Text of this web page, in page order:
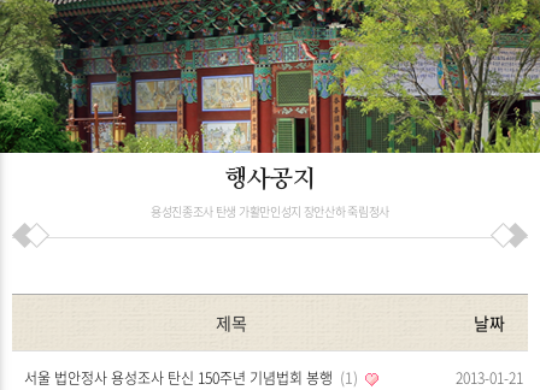
행사공지
용성진종조사 탄생 가활만인성지 장안산하 죽림정사
제목 날짜
서울 법안정사 용성조사 탄신 150주년 기념법회 봉행 1 2013-01-21